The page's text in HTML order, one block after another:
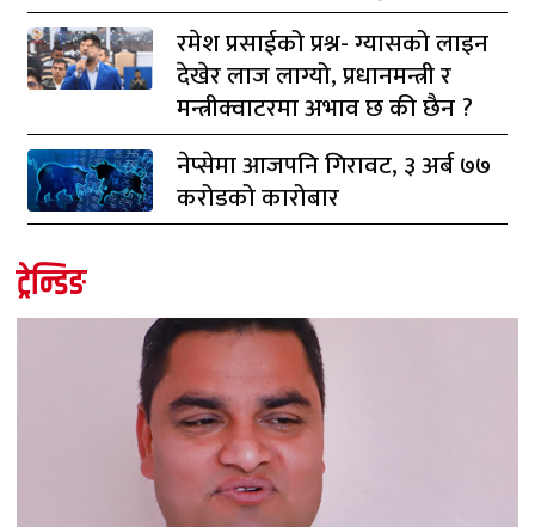
रमेश प्रसाईको प्रश्न- ग्यासको लाइन
देखेर लाज लाग्यो, प्रधानमन्त्री र
मन्त्रीक्वाटरमा अभाव छ की छैन ?
नेप्सेमा आजपनि गिरावट, ३ अर्ब ७७
करोडको कारोबार
ट्रेन्डिङ